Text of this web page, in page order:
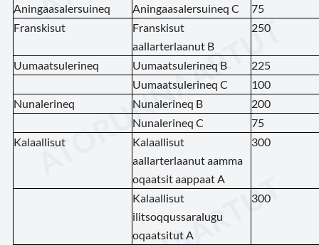
Aningaasalersuineq
Aningaasalersuineq C
75
Franskisut
Franskisut
aallarterlaanut B
250
Uumaatsulerineq Uumaatsulerineq B
225
Uumaatsulerineq C
100
Nunalerineq
Nunalerineq B
200
Nunalerineq C
75
Kalaallisut
Kalaallisut
aallarterlaanut aamma
oqaatsit aappaat A
300
Kalaallisut
ilitsoqqussaralugu
oqaatsitut A
300